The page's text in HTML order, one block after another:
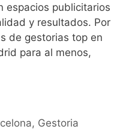
espacios publicitarios
y resultados. Por
de gestorias top en
para al menos,
, Gestoria